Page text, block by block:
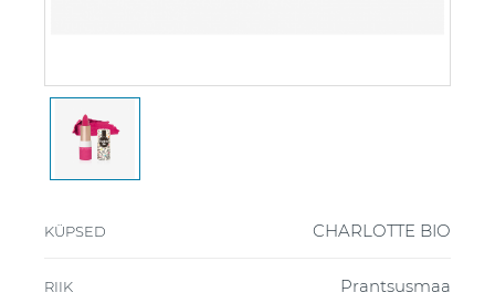
KÜPSED CHARLOTTE BIO
RIIK Prantsusmaa